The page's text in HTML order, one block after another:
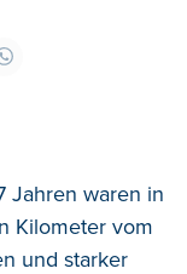
Jahren waren in
Kilometer vom
und starker